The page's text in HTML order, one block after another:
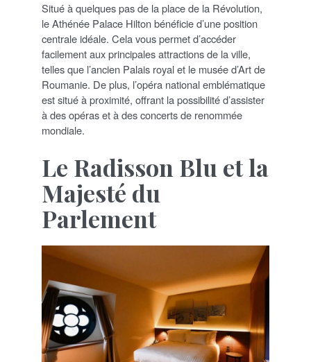
Situé à quelques pas de la place de la Révolution,
le Athénée Palace Hilton bénéficie d’une position
centrale idéale. Cela vous permet d’accéder
facilement aux principales attractions de la ville,
telles que l’ancien Palais royal et le musée d’Art de
Roumanie. De plus, l’opéra national emblématique
est situé à proximité, offrant la possibilité d’assister
à des opéras et à des concerts de renommée
mondiale.
Le Radisson Blu et la
Majesté du
Parlement